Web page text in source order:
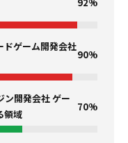
ゲーム開発会社
90%
開発会社 ゲー
領域
70%